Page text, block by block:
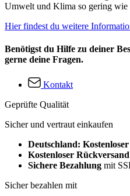
Umwelt und Klima so gering wie
Hier findest du weitere
Benötigst du Hilfe zu deiner
gerne deine Fragen.
Kontakt
Geprüfte Qualität
Sicher und vertraut einkaufen
Deutschland:
Kostenloser Rückversand
Sichere Bezahlung mit
Sicher bezahlen mit